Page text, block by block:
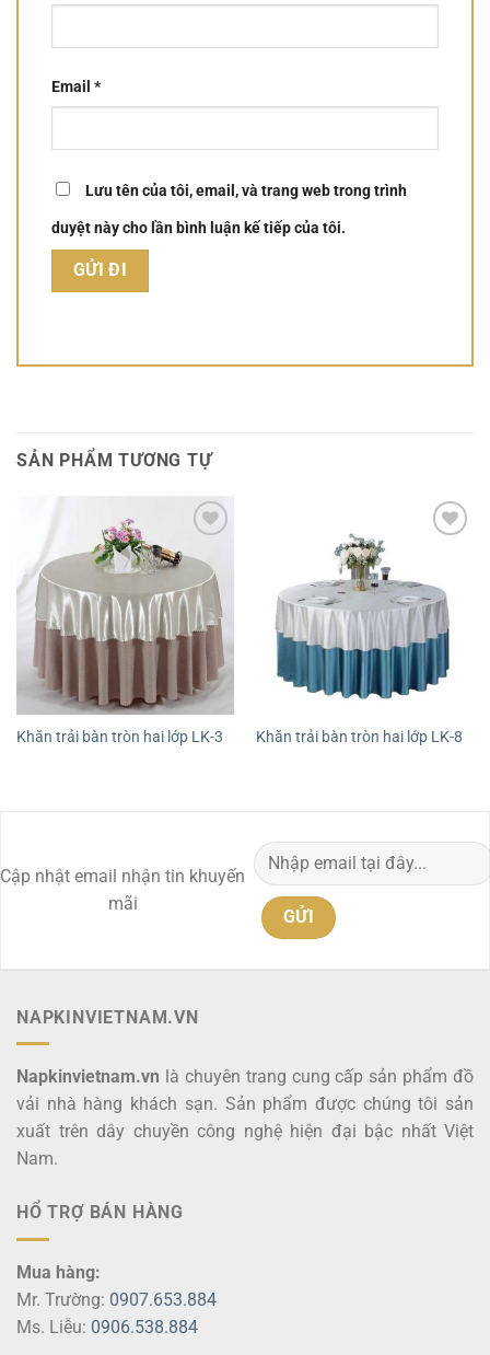
Email *
Lưu tên của tôi, email, và trang web trong trình
duyệt này cho lần bình luận kế tiếp của tôi.
SẢN PHẨM TƯƠNG TỰ
Add to
wishlist
Khăn trải bàn tròn hai lớp LK-3 Khăn trải bàn tròn hai lớp LK-8
Cập nhật email nhận tin khuyến
mãi
NAPKINVIETNAM.VN
Napkinvietnam.vn là chuyên trang cung cấp sản phẩm đồ
vải nhà hàng khách sạn. Sản phẩm được chúng tôi sản
xuất trên dây chuyền công nghệ hiện đại bậc nhất Việt
Nam.
HỔ TRỢ BÁN HÀNG
Mua hàng:
Mr. Trường: 0907.653.884
Ms. Liễu: 0906.538.884